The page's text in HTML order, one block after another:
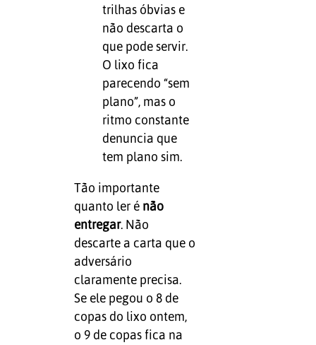
trilhas óbvias e
não descarta o
que pode servir.
O lixo fica
parecendo “sem
plano”, mas o
ritmo constante
denuncia que
tem plano sim.
Tão importante
quanto ler é não
entregar. Não
descarte a carta que o
adversário
claramente precisa.
Se ele pegou o 8 de
copas do lixo ontem,
o 9 de copas fica na